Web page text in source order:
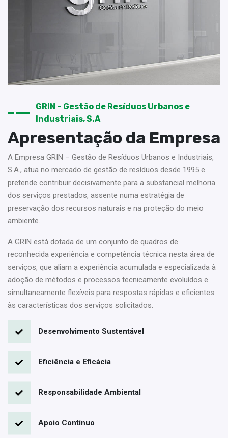
GRIN – Gestão de Resíduos Urbanos e
Industriais, S.A
Apresentação da Empresa
A Empresa GRIN – Gestão de Resíduos Urbanos e Industriais,
S.A., atua no mercado de gestão de resíduos desde 1995 e
pretende contribuir decisivamente para a substancial melhoria
dos serviços prestados, assente numa estratégia de
preservação dos recursos naturais e na proteção do meio
ambiente.
A GRIN está dotada de um conjunto de quadros de
reconhecida experiência e competência técnica nesta área de
serviços, que aliam a experiência acumulada e especializada à
adoção de métodos e processos tecnicamente evoluídos e
simultaneamente flexíveis para respostas rápidas e eficientes
às características dos serviços solicitados.
Desenvolvimento Sustentável
Eficiência e Eficácia
Responsabilidade Ambiental
Apoio Contínuo